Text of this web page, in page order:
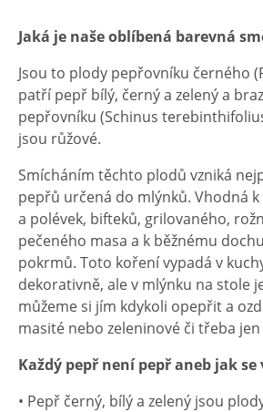
Jaká je naše oblíbená barevná
Jsou to plody pepřovníku černého
patří pepř bílý, černý a zelený a
pepřovníku (Schinus
jsou růžové.
Smícháním těchto plodů vzniká
pepřů určená do mlýnků. Vhodná
a polévek, bifteků, grilovaného,
pečeného masa a k běžnému
pokrmů. Toto koření vypadá v
dekorativně, ale v mlýnku na stole
můžeme si jím kdykoli opepřit a
masité nebo zeleninové či třeba
Každý pepř není pepř aneb jak
• Pepř černý, bílý a zelený jsou